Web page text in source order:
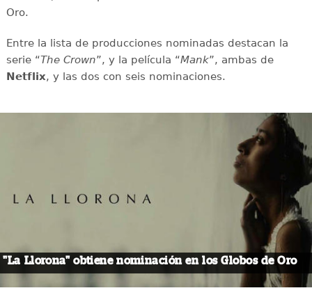
Oro.
Entre la lista de producciones nominadas destacan la
serie “The Crown”, y la película “Mank”, ambas de
Netflix, y las dos con seis nominaciones.
"La Llorona" obtiene nominación en los Globos de Oro